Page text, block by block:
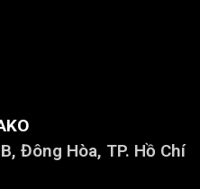
Đông Hòa, TP. Hồ Chí